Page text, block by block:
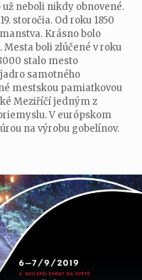
neboli nikdy obnovené.
storočia. Od roku 1850
Krásno bolo
Mesta boli zlúčené v roku
stalo mesto
samotného
mestskou pamiatkovou
Meziříčí jedným z
V európskom
na výrobu gobelínov.